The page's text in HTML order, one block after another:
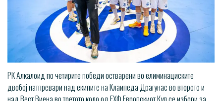
РК Алкалоид по четирите победи остварени во елиминациските
двобој натпревари над екипите на Клаипеда Драгунас во второто и